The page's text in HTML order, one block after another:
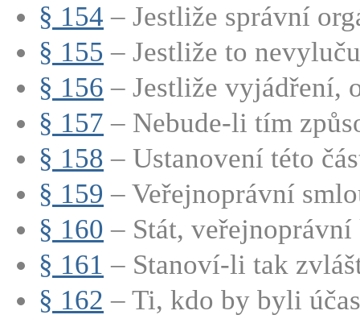
§ 154 – Jestliže správní
§ 155 – Jestliže to
§ 156 – Jestliže vyjádření,
§ 157 – Nebude-li tím
§ 158 – Ustanovení této
§ 159 – Veřejnoprávní
§ 160 – Stát,
§ 161 – Stanoví-li tak
§ 162 – Ti, kdo by byli